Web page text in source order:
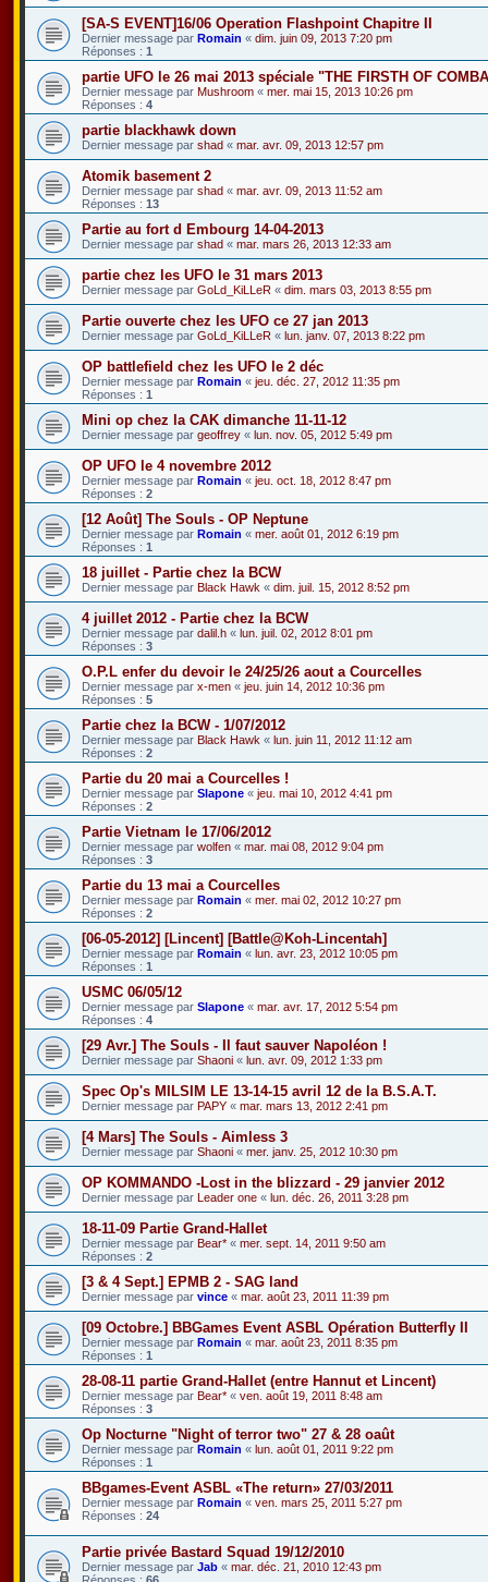
[SA-S EVENT]16/06 Operation Flashpoint Chapitre II
Dernier message par Romain « dim. juin 09, 2013 7:20 pm
Réponses : 1
partie UFO le 26 mai 2013 spéciale "THE FIRSTH OF
Dernier message par Mushroom « mer. mai 15, 2013 10:26 pm
Réponses : 4
partie blackhawk down
Dernier message par shad « mar. avr. 09, 2013 12:57 pm
Atomik basement 2
Dernier message par shad « mar. avr. 09, 2013 11:52 am
Réponses : 13
Partie au fort d Embourg 14-04-2013
Dernier message par shad « mar. mars 26, 2013 12:33 am
partie chez les UFO le 31 mars 2013
Dernier message par GoLd_KiLLeR « dim. mars 03, 2013 8:55 pm
Partie ouverte chez les UFO ce 27 jan 2013
Dernier message par GoLd_KiLLeR « lun. janv. 07, 2013 8:22 pm
OP battlefield chez les UFO le 2 déc
Dernier message par Romain « jeu. déc. 27, 2012 11:35 pm
Réponses : 1
Mini op chez la CAK dimanche 11-11-12
Dernier message par geoffrey « lun. nov. 05, 2012 5:49 pm
OP UFO le 4 novembre 2012
Dernier message par Romain « jeu. oct. 18, 2012 8:47 pm
Réponses : 2
[12 Août] The Souls - OP Neptune
Dernier message par Romain « mer. août 01, 2012 6:19 pm
Réponses : 1
18 juillet - Partie chez la BCW
Dernier message par Black Hawk « dim. juil. 15, 2012 8:52 pm
4 juillet 2012 - Partie chez la BCW
Dernier message par dalil.h « lun. juil. 02, 2012 8:01 pm
Réponses : 3
O.P.L enfer du devoir le 24/25/26 aout a Courcelles
Dernier message par x-men « jeu. juin 14, 2012 10:36 pm
Réponses : 5
Partie chez la BCW - 1/07/2012
Dernier message par Black Hawk « lun. juin 11, 2012 11:12 am
Réponses : 2
Partie du 20 mai a Courcelles !
Dernier message par Slapone « jeu. mai 10, 2012 4:41 pm
Réponses : 2
Partie Vietnam le 17/06/2012
Dernier message par wolfen « mar. mai 08, 2012 9:04 pm
Réponses : 3
Partie du 13 mai a Courcelles
Dernier message par Romain « mer. mai 02, 2012 10:27 pm
Réponses : 2
[06-05-2012] [Lincent] [Battle@Koh-Lincentah]
Dernier message par Romain « lun. avr. 23, 2012 10:05 pm
Réponses : 1
USMC 06/05/12
Dernier message par Slapone « mar. avr. 17, 2012 5:54 pm
Réponses : 4
[29 Avr.] The Souls - Il faut sauver Napoléon !
Dernier message par Shaoni « lun. avr. 09, 2012 1:33 pm
Spec Op's MILSIM LE 13-14-15 avril 12 de la B.S.A.T.
Dernier message par PAPY « mar. mars 13, 2012 2:41 pm
[4 Mars] The Souls - Aimless 3
Dernier message par Shaoni « mer. janv. 25, 2012 10:30 pm
OP KOMMANDO -Lost in the blizzard - 29 janvier 2012
Dernier message par Leader one « lun. déc. 26, 2011 3:28 pm
18-11-09 Partie Grand-Hallet
Dernier message par Bear* « mer. sept. 14, 2011 9:50 am
Réponses : 2
[3 & 4 Sept.] EPMB 2 - SAG land
Dernier message par vince « mar. août 23, 2011 11:39 pm
[09 Octobre.] BBGames Event ASBL Opération Butterfly II
Dernier message par Romain « mar. août 23, 2011 8:35 pm
Réponses : 1
28-08-11 partie Grand-Hallet (entre Hannut et Lincent)
Dernier message par Bear* « ven. août 19, 2011 8:48 am
Réponses : 3
Op Nocturne "Night of terror two" 27 & 28 oaût
Dernier message par Romain « lun. août 01, 2011 9:22 pm
Réponses : 1
BBgames-Event ASBL «The return» 27/03/2011
Dernier message par Romain « ven. mars 25, 2011 5:27 pm
Réponses : 24
Partie privée Bastard Squad 19/12/2010
Dernier message par Jab « mar. déc. 21, 2010 12:43 pm